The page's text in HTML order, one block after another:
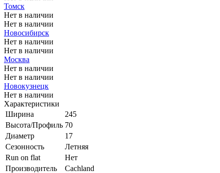
Томск
Нет в наличии
Нет в наличии
Новосибирск
Нет в наличии
Нет в наличии
Москва
Нет в наличии
Нет в наличии
Новокузнецк
Нет в наличии
Характеристики
Ширина
245
Высота/Профиль 70
Диаметр
17
Сезонность
Летняя
Run on flat
Нет
Производитель
Cachland